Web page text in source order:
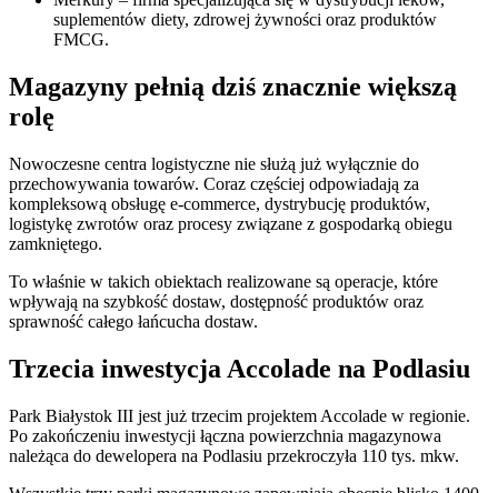
suplementów diety, zdrowej żywności oraz produktów
FMCG.
Magazyny pełnią dziś znacznie większą
rolę
Nowoczesne centra logistyczne nie służą już wyłącznie do
przechowywania towarów. Coraz częściej odpowiadają za
kompleksową obsługę e-commerce, dystrybucję produktów,
logistykę zwrotów oraz procesy związane z gospodarką obiegu
zamkniętego.
To właśnie w takich obiektach realizowane są operacje, które
wpływają na szybkość dostaw, dostępność produktów oraz
sprawność całego łańcucha dostaw.
Trzecia inwestycja Accolade na Podlasiu
Park Białystok III jest już trzecim projektem Accolade w regionie.
Po zakończeniu inwestycji łączna powierzchnia magazynowa
należąca do dewelopera na Podlasiu przekroczyła 110 tys. mkw.